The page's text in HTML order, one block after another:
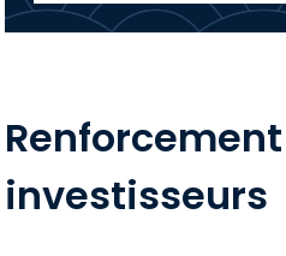
investisseurs